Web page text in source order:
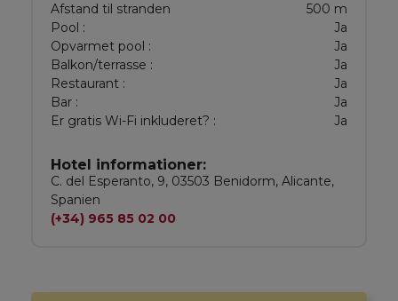
Afstand til stranden
500 m
Pool :
Ja
Opvarmet pool :
Ja
Balkon/terrasse :
Ja
Restaurant :
Ja
Bar :
Ja
Er gratis Wi-Fi inkluderet? :
Ja
Hotel informationer:
C. del Esperanto, 9, 03503 Benidorm, Alicante,
Spanien
(+34) 965 85 02 00